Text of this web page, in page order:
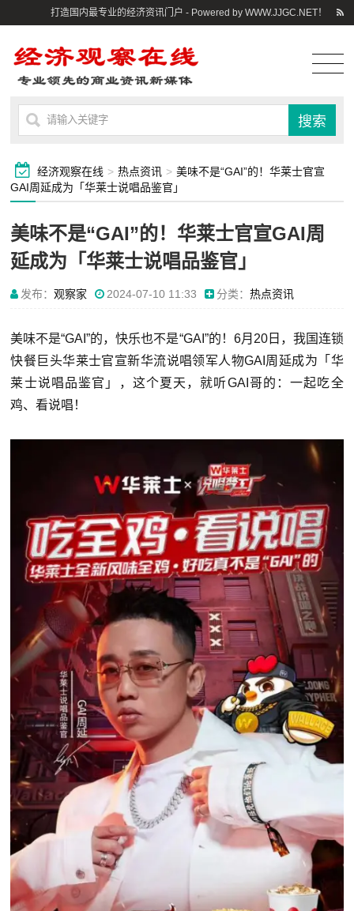
打造国内最专业的经济资讯门户 - Powered by WWW.JJGC.NET！
经济观察在线 > 热点资讯 > 美味不是“GAI”的！华莱士官宣
GAI周延成为「华莱士说唱品鉴官」
美味不是“GAI”的！华莱士官宣GAI周
延成为「华莱士说唱品鉴官」
发布：观察家 2024-07-10 11:33 分类：热点资讯
美味不是“GAI”的，快乐也不是“GAI”的！6月20日，我国连锁
快餐巨头华莱士官宣新华流说唱领军人物GAI周延成为「华
莱士说唱品鉴官」，这个夏天，就听GAI哥的：一起吃全
鸡、看说唱！